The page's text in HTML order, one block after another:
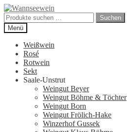
Zur
Navigation
springen
Zum
Inhalt
springen
Suchen
nach:
Suchen
Menü
Weißwein
Rosé
Rotwein
Sekt
Saale-Unstrut
Weingut Beyer
Weingut Böhme & Töchter
Weingut Born
Weingut Frölich-Hake
Winzerhof Gussek